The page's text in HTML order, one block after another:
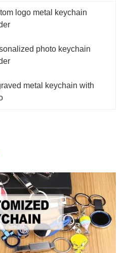
logo metal keychain
photo keychain
metal keychain with